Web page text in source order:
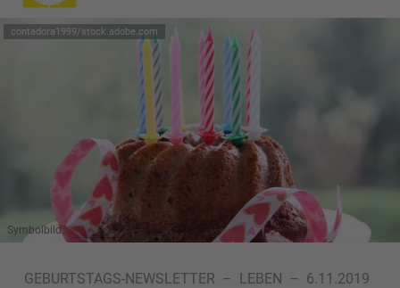
contadora1999/stock.adobe.com
Symbolbild
GEBURTSTAGS-NEWSLETTER – LEBEN – 6.11.2019